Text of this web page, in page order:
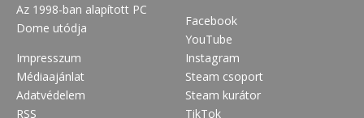
Az 1998-ban alapított PC
Dome utódja
Impresszum
Médiaajánlat
Adatvédelem
RSS
Facebook
YouTube
Instagram
Steam csoport
Steam kurátor
TikTok